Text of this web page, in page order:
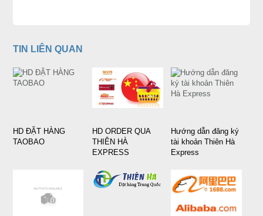
TIN LIÊN QUAN
HD ĐẶT HÀNG
TAOBAO
HD ORDER QUA
THIÊN HÀ
EXPRESS
Hướng dẫn đăng ký
tài khoản Thiên Hà
Express